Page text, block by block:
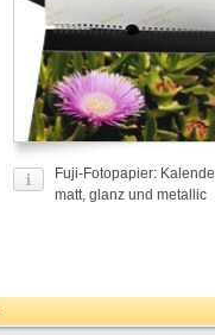
Fuji-Fotopapier:
matt, glanz und metallic